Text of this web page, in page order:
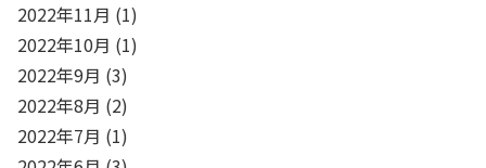
2022年11月 (1)
2022年10月 (1)
2022年9月 (3)
2022年8月 (2)
2022年7月 (1)